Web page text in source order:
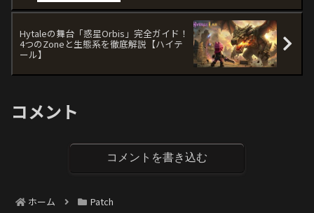
Hytaleの舞台「惑星Orbis」完全ガイド！
4つのZoneと生態系を徹底解説【ハイテ
ール】
コメント
コメントを書き込む
ホーム Patch